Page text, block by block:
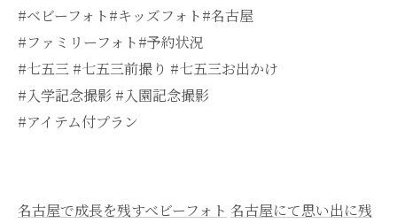
#ベビーフォト#キッズフォト#名古屋
#ファミリーフォト#予約状況
#七五三 #七五三前撮り #七五三お出かけ
#入学記念撮影 #入園記念撮影
#アイテム付プラン
名古屋で成長を残すベビーフォト 名古屋にて思い出に残